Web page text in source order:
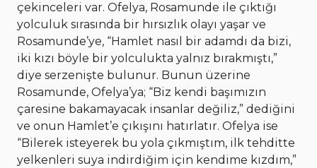
çekinceleri var. Ofelya, Rosamunde ile çıktığı
yolculuk sırasında bir hırsızlık olayı yaşar ve
Rosamunde’ye, “Hamlet nasıl bir adamdı da bizi,
iki kızı böyle bir yolculukta yalnız bırakmıştı,”
diye serzenişte bulunur. Bunun üzerine
Rosamunde, Ofelya’ya; “Biz kendi başımızın
çaresine bakamayacak insanlar değiliz,” dediğini
ve onun Hamlet’e çıkışını hatırlatır. Ofelya ise
“Bilerek isteyerek bu yola çıkmıştım, ilk tehditte
yelkenleri suya indirdiğim için kendime kızdım,”